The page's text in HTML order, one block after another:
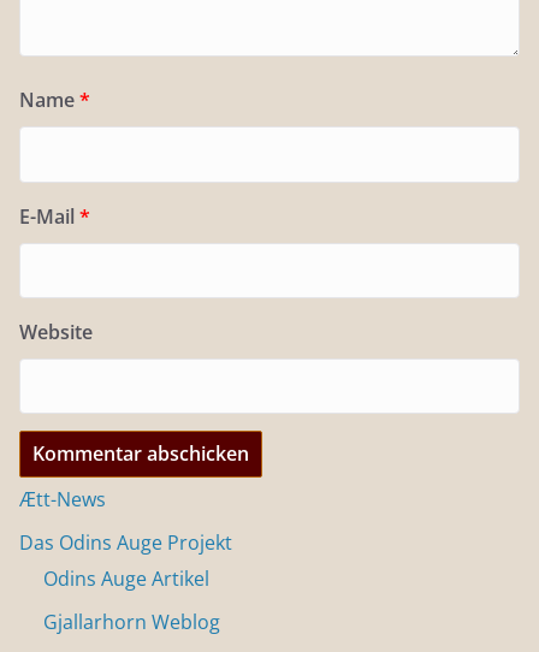
Name*
E-Mail *
Website
Ætt-News
Das Odins Auge Projekt
Odins Auge Artikel
Gjallarhorn Weblog